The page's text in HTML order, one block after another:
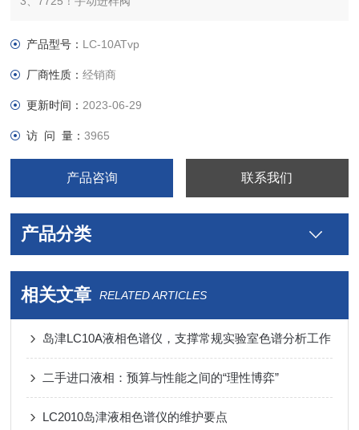
选配：
岛津柱温箱CTO-10AVP
岛津在线脱气机DGU-12A
售价：电议，保修三个月
岛津液相色谱仪
产品型号： LC-10ATvp
厂商性质：经销商
更新时间： 2023-06-29
访 问 量：3965
产品咨询 联系我们
产品分类
相关文章 RELATED ARTICLES
岛津LC10A液相色谱仪，支撑常规实验室色谱分析工作
二手进口液相：预算与性能之间的“理性博弈”
LC2010岛津液相色谱仪的维护要点